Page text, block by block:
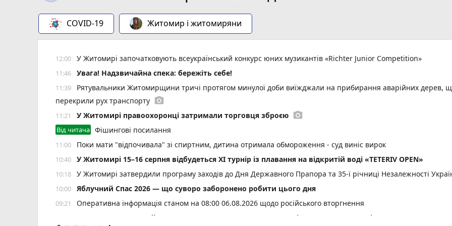
COVID-19 Житомир і житомиряни
12:00 У Житомирі започатковують всеукраїнський конкурс юних музикантів «Richter Junior Competition»
11:46 Увага! Надзвичайна спека: бережіть себе!
11:39
Рятувальники Житомирщини тричі протягом минулої доби виїжджали на прибирання аварійних дерев,
перекрили рух транспорту photo_camera
11:21 У Житомирі правоохоронці затримали торговця зброєю photo_camera
Від читача Фішингові посилання
11:00 Поки мати "відпочивала" зі спиртним, дитина отримала обмороження - суд виніс вирок
10:40 У Житомирі 15–16 серпня відбудеться XI турнір із плавання на відкритій воді «TETERIV OPEN»
10:18 У Житомирі затвердили програму заходів до Дня Державного Прапора та 35-ї річниці Незалежності
10:00 Яблучний Спас 2026 — що суворо заборонено робити цього дня
09:21 Оперативна інформація станом на 08:00 06.08.2026 щодо російського вторгнення
6 серпня: все про цей день, яке церковне свято, прикмети і погода у Житомирі